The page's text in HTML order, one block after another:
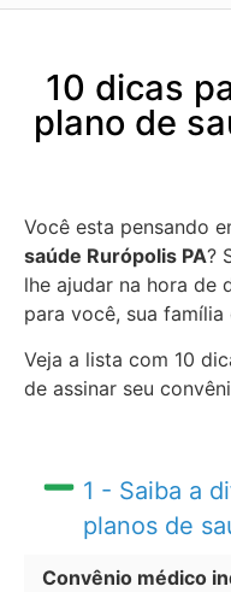
10 dicas
plano de
Você esta pensando
saúde Rurópolis PA?
lhe ajudar na hora de
para você, sua família
Veja a lista com 10
de assinar seu
1 - Saiba a
planos de
Convênio médico